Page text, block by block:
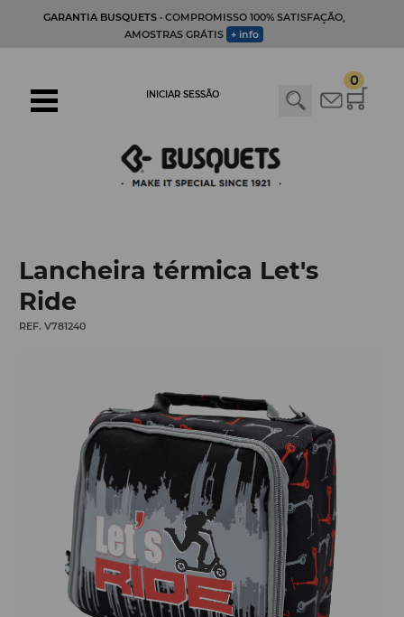
GARANTIA BUSQUETS· COMPROMISSO 100% SATISFAÇÃO,
AMOSTRAS GRÁTIS + info
0
INICIAR SESSÃO
Lancheira térmica Let's
Ride
REF. V781240